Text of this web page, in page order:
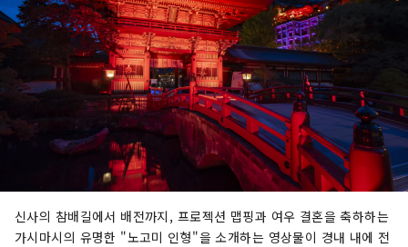
신사의 참배길에서 배전까지, 프로젝션 맵핑과 여우 결혼을 축하하는
가시마시의 유명한 "노고미 인형"을 소개하는 영상물이 경내 내에 전